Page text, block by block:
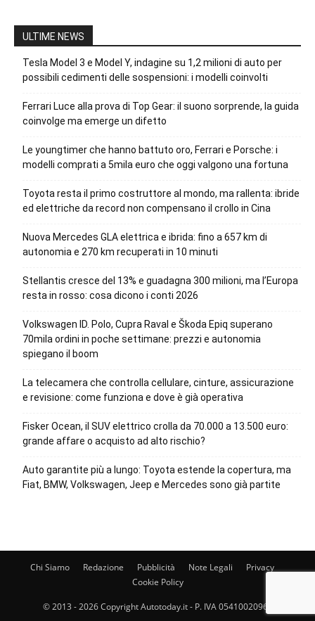
ULTIME NEWS
Tesla Model 3 e Model Y, indagine su 1,2 milioni di auto per
possibili cedimenti delle sospensioni: i modelli coinvolti
Ferrari Luce alla prova di Top Gear: il suono sorprende, la guida
coinvolge ma emerge un difetto
Le youngtimer che hanno battuto oro, Ferrari e Porsche: i
modelli comprati a 5mila euro che oggi valgono una fortuna
Toyota resta il primo costruttore al mondo, ma rallenta: ibride
ed elettriche da record non compensano il crollo in Cina
Nuova Mercedes GLA elettrica e ibrida: fino a 657 km di
autonomia e 270 km recuperati in 10 minuti
Stellantis cresce del 13% e guadagna 300 milioni, ma l’Europa
resta in rosso: cosa dicono i conti 2026
Volkswagen ID. Polo, Cupra Raval e Škoda Epiq superano
70mila ordini in poche settimane: prezzi e autonomia
spiegano il boom
La telecamera che controlla cellulare, cinture, assicurazione
e revisione: come funziona e dove è già operativa
Fisker Ocean, il SUV elettrico crolla da 70.000 a 13.500 euro:
grande affare o acquisto ad alto rischio?
Auto garantite più a lungo: Toyota estende la copertura, ma
Fiat, BMW, Volkswagen, Jeep e Mercedes sono già partite
Chi Siamo Redazione Pubblicità Note Legali
Privacy
Cookie Policy
© 2013 - 2026 Copyright Autotoday.it - P. IVA 05410020969